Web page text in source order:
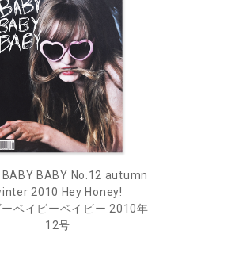
BABY BABY No.12 autumn
2010 Hey Honey!
ベイビーベイビー 2010年
12号